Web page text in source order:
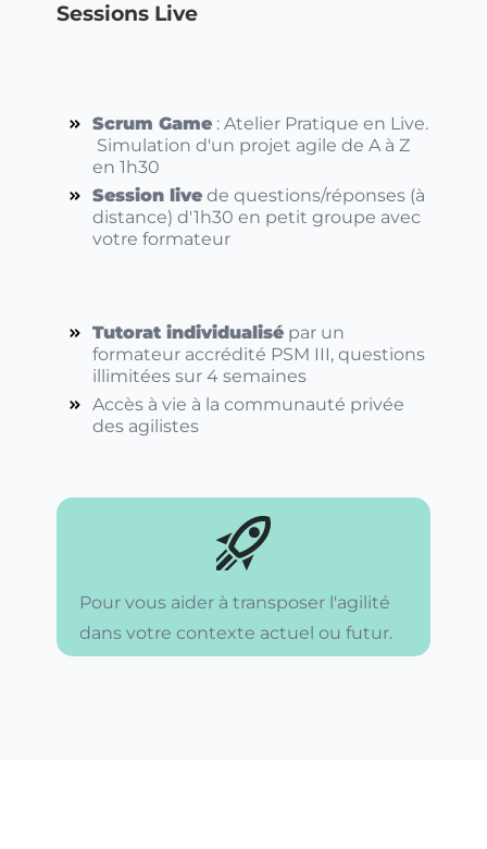
Sessions Live
Scrum Game : Atelier Pratique en Live.
Simulation d'un projet agile de A à Z
en 1h30
Session live de questions/réponses (à
distance) d'1h30 en petit groupe avec
votre formateur
Tutorat individualisé par un
formateur accrédité PSM III, questions
illimitées sur 4 semaines
Accès à vie à la communauté privée
des agilistes
Pour vous aider à transposer l'agilité
dans votre contexte actuel ou futur.